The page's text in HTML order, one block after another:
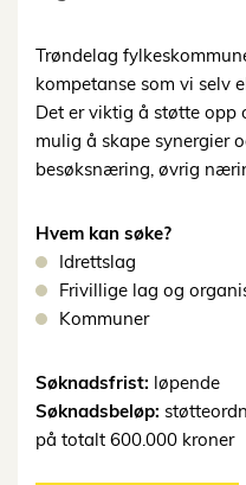
Trøndelag
kompetanse som vi selv
Det er viktig å støtte opp
mulig å skape synergier
besøksnæring, øvrig
Hvem kan søke?
Idrettslag
Frivillige lag og
Kommuner
Søknadsfrist: løpende
Søknadsbeløp:
på totalt 600.000 kroner